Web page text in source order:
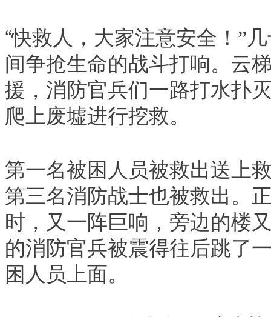
“快救人，大家注意安全！ ”
间争抢生命的战斗打响。云
援，消防官兵们一路打水扑
爬上废墟进行挖救。
第一名被困人员被救出送上
第三名消防战士也被救出。
时，又一阵巨响，旁边的楼
的消防官兵被震得往后跳了
困人员上面。